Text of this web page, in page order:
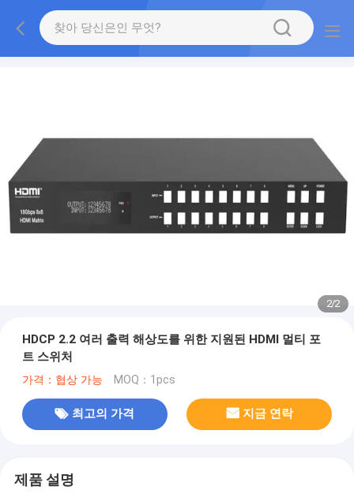
2/2
HDCP 2.2 여러 출력 해상도를 위한 지원된 HDMI 멀티 포
트 스위처
가격：협상 가능 MOQ：1pcs
최고의 가격 지금 연락
제품 설명